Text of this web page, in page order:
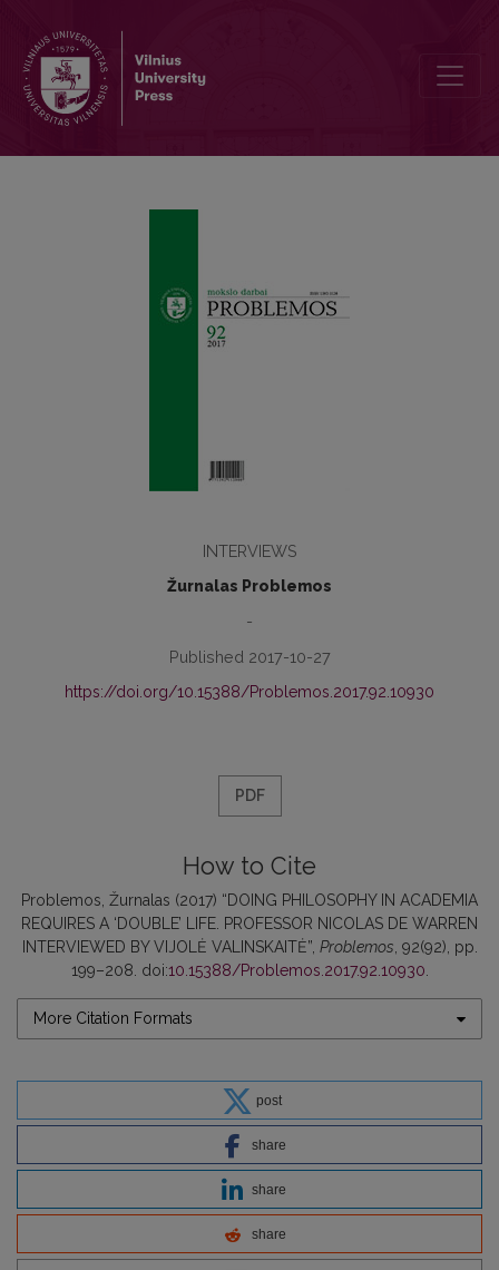
INTERVIEWS
Žurnalas Problemos
-
Published 2017-10-27
https://doi.org/10.15388/Problemos.2017.92.10930
PDF
How to Cite
Problemos, Žurnalas (2017) “DOING PHILOSOPHY IN ACADEMIA
REQUIRES A ‘DOUBLE’ LIFE. PROFESSOR NICOLAS DE WARREN
INTERVIEWED BY VIJOLĖ VALINSKAITĖ”, Problemos , 92(92), pp.
199–208. doi:10.15388/Problemos.2017.92.10930
More Citation Formats
post
share
share
share